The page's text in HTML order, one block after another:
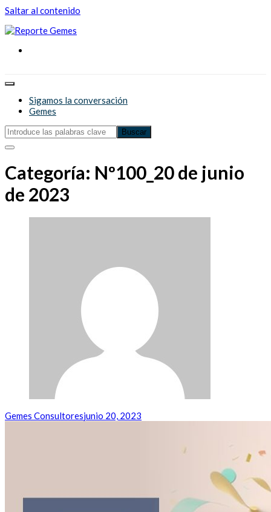
Saltar al contenido
Reporte Gemes
Sigamos la conversación
Gemes
Categoría: Nº100_20 de junio
de 2023
Gemes Consultoresjunio 20, 2023